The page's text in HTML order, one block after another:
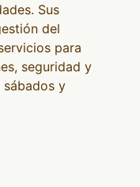
Sus
del
para
seguridad y
sábados y